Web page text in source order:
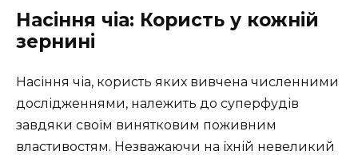
Насіння чіа: Користь у кожній
зернині
Насіння чіа, користь яких вивчена численними
дослідженнями, належить до суперфудів
завдяки своїм винятковим поживним
властивостям. Незважаючи на їхній невеликий